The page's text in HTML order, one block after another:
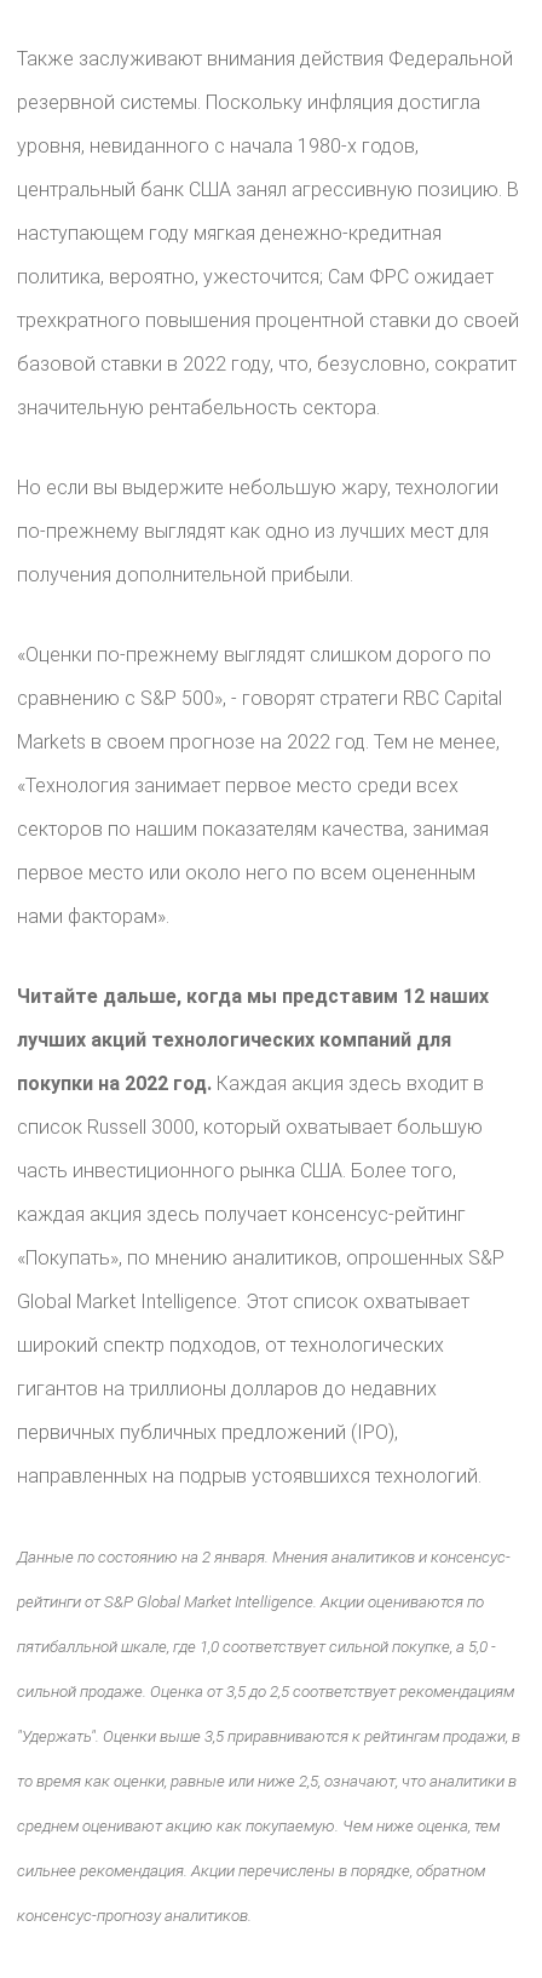
Также заслуживают внимания действия Федеральной
резервной системы. Поскольку инфляция достигла
уровня, невиданного с начала 1980-х годов,
центральный банк США занял агрессивную позицию. В
наступающем году мягкая денежно-кредитная
политика, вероятно, ужесточится; Сам ФРС ожидает
трехкратного повышения процентной ставки до своей
базовой ставки в 2022 году, что, безусловно, сократит
значительную рентабельность сектора.
Но если вы выдержите небольшую жару, технологии
по-прежнему выглядят как одно из лучших мест для
получения дополнительной прибыли.
«Оценки по-прежнему выглядят слишком дорого по
сравнению с S&P 500», - говорят стратеги RBC Capital
Markets в своем прогнозе на 2022 год. Тем не менее,
«Технология занимает первое место среди всех
секторов по нашим показателям качества, занимая
первое место или около него по всем оцененным
нами факторам».
Читайте дальше, когда мы представим 12 наших
лучших акций технологических компаний для
покупки на 2022 год. Каждая акция здесь входит в
список Russell 3000, который охватывает большую
часть инвестиционного рынка США. Более того,
каждая акция здесь получает консенсус-рейтинг
«Покупать», по мнению аналитиков, опрошенных S&P
Global Market Intelligence. Этот список охватывает
широкий спектр подходов, от технологических
гигантов на триллионы долларов до недавних
первичных публичных предложений (IPO),
направленных на подрыв устоявшихся технологий.
Данные по состоянию на 2 января. Мнения аналитиков и консенсус-
рейтинги от S&P Global Market Intelligence. Акции оцениваются по
пятибалльной шкале, где 1,0 соответствует сильной покупке, а 5,0 -
сильной продаже. Оценка от 3,5 до 2,5 соответствует рекомендациям
"Удержать". Оценки выше 3,5 приравниваются к рейтингам продажи, в
то время как оценки, равные или ниже 2,5, означают, что аналитики в
среднем оценивают акцию как покупаемую. Чем ниже оценка, тем
сильнее рекомендация. Акции перечислены в порядке, обратном
консенсус-прогнозу аналитиков.